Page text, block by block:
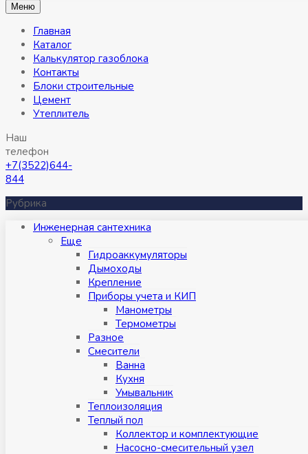
Меню
Главная
Каталог
Калькулятор газоблока
Контакты
Блоки строительные
Цемент
Утеплитель
Наш
телефон
+7(3522)644-
844
Рубрика
Инженерная сантехника
Eще
Гидроаккумуляторы
Дымоходы
Крепление
Приборы учета и КИП
Манометры
Термометры
Разное
Смесители
Ванна
Кухня
Умывальник
Теплоизоляция
Теплый пол
Коллектор и комплектующие
Насосно-смесительный узел